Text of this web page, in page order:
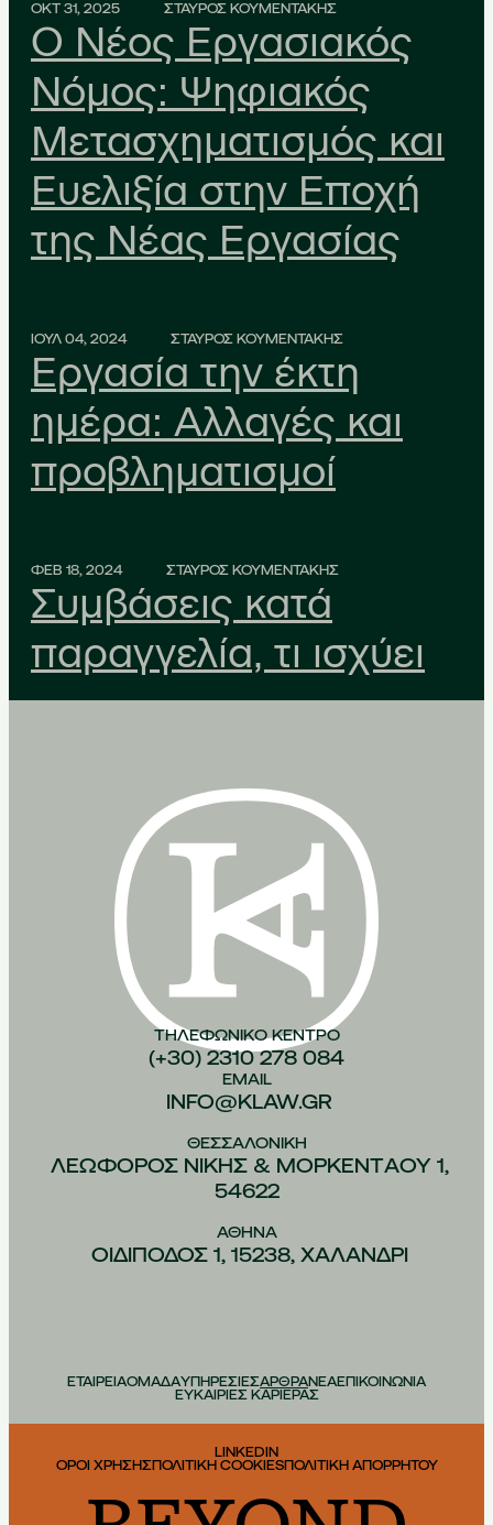
ΟΚΤ 31, 2025 ΣΤΑΥΡΟΣ ΚΟΥΜΕΝΤΑΚΗΣ
Ο Νέος Εργασιακός
Νόμος: Ψηφιακός
Μετασχηματισμός και
Ευελιξία στην Εποχή
της Νέας Εργασίας
ΙΟΥΛ 04, 2024 ΣΤΑΥΡΟΣ ΚΟΥΜΕΝΤΑΚΗΣ
Εργασία την έκτη
ημέρα: Αλλαγές και
προβληματισμοί
ΦΕΒ 18, 2024 ΣΤΑΥΡΟΣ ΚΟΥΜΕΝΤΑΚΗΣ
Συμβάσεις κατά
παραγγελία, τι ισχύει
ΤΗΛΕΦΩΝΙΚO ΚEΝΤΡΟ
(+30) 2310 278 084
EMAIL
INFO@KLAW.GR
ΘΕΣΣΑΛΟΝIΚΗ
ΛΕΩΦOΡΟΣ ΝIΚΗΣ & ΜΟΡΚΕΝΤAΟΥ 1,
54622
ΑΘHΝΑ
ΟΙΔIΠΟΔΟΣ 1, 15238, ΧΑΛAΝΔΡΙ
ΕΤΑΙΡΕΙΑΟΜΑΔΑΥΠΗΡΕΣΙΕΣΑΡΘΡΑΝΕΑΕΠΙΚΟΙΝΩΝΙΑ
ΕΥΚΑΙΡΙΕΣ ΚΑΡΙΕΡΑΣ
LINKEDIN
ΟΡΟΙ ΧΡΗΣΗΣΠΟΛΙΤΙΚΗ COOKIESΠΟΛΙΤΙΚΗ ΑΠΟΡΡΗΤΟΥ